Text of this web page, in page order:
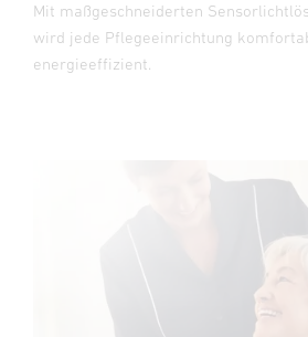
Mit maßgeschneiderten
wird jede Pflegeeinrichtung
energieeffizient.